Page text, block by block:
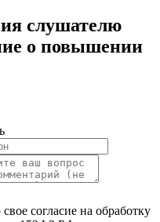
слушателю
о повышении
согласие на обработку